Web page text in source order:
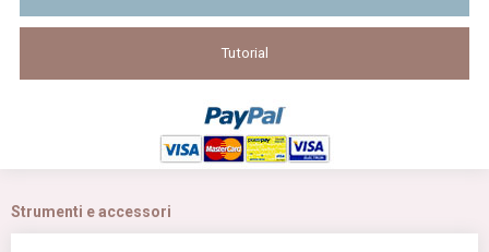
Tutorial
Strumenti e accessori